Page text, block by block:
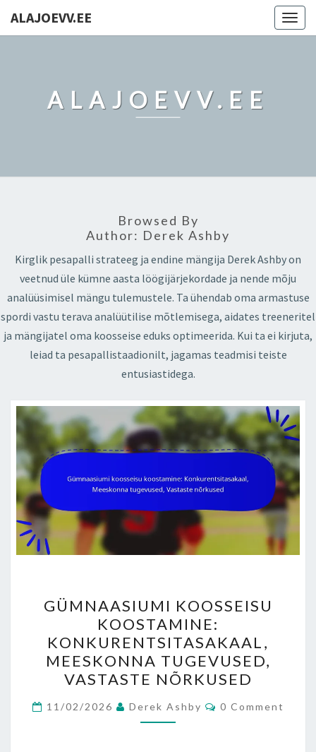
ALAJOEVV.EE
ALAJOEVV.EE
Browsed By
Author: Derek Ashby
Kirglik pesapalli strateeg ja endine mängija Derek Ashby on
veetnud üle kümne aasta löögijärjekordade ja nende mõju
analüüsimisel mängu tulemustele. Ta ühendab oma armastuse
spordi vastu terava analüütilise mõtlemisega, aidates treeneritel
ja mängijatel oma koosseise eduks optimeerida. Kui ta ei kirjuta,
leiad ta pesapallistaadionilt, jagamas teadmisi teiste
entusiastidega.
KOOSSEISU
KOOSTAMINE:
KONKURENTSITASAKAAL,
MEESKONNA
TUGEVUSED,
VASTASTE
NÕRKUSED
GÜMNAASIUMI KOOSSEISU
KOOSTAMINE:
KONKURENTSITASAKAAL,
MEESKONNA TUGEVUSED,
VASTASTE NÕRKUSED
11/02/2026 Derek Ashby Comments
0 Comment